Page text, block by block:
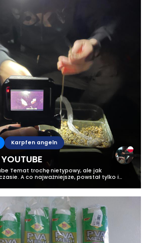
Karpfen angeln
Temat trochę nietypowy, ale jak
A co najważniejsze, powstał tylko i
tego, co...